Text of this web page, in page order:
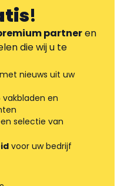
!
partneren
die wij u te
met nieuws uit uw
vakbladen en
selectie van
voor uw bedrijf